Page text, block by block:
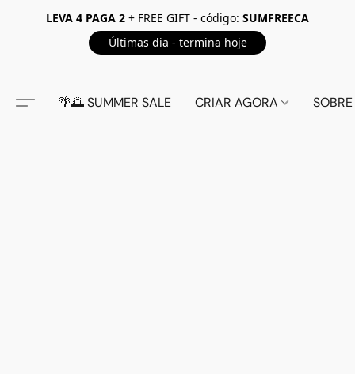
LEVA 4 PAGA 2 + FREE GIFT - código: SUMFREECA
Últimas dia - termina hoje
🌴🌅 SUMMER SALE CRIAR AGORA